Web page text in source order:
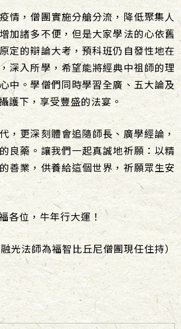
，僧團實施分艙分流，降低聚集人
加諸多不便，但是大家學法的心依舊
定的辯論大考，預科班仍自發性地在
深入所學，希望能將經典中祖師的理
中。學僧們同時學習全廣、五大論及
護下，享受豐盛的法宴。
更深刻體會追隨師長、廣學經論，
良藥。讓我們一起真誠地祈願：以精
善業，供養給這個世界，祈願眾生安
位，牛年行大運！
法師為福智比丘尼僧團現任住持）